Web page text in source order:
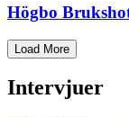
Högbo
Load More
Intervjuer